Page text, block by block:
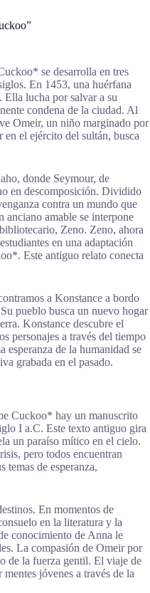
se desarrolla en tres
En 1453, una huérfana
lucha por salvar a su
condena de la ciudad. Al
Omeir, un niño marginado por
el ejército del sultán, busca
donde Seymour, de
en descomposición. Dividido
contra un mundo que
anciano amable se interpone
Zeno. Zeno, ahora
en una adaptación
Este antiguo relato conecta
a Konstance a bordo
pueblo busca un nuevo hogar
Konstance descubre el
personajes a través del tiempo
esperanza de la humanidad se
grabada en el pasado.
Cuckoo* hay un manuscrito
I a.C. Este texto antiguo gira
un paraíso mítico en el cielo.
pero todos encuentran
temas de esperanza,
En momentos de
en la literatura y la
conocimiento de Anna le
La compasión de Omeir por
de la fuerza gentil. El viaje de
jóvenes a través de la